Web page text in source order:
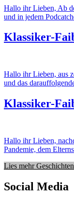
Hallo ihr Lieben, Ab
und in jedem
Klassiker-
Hallo ihr Lieben, aus
und das
Klassiker-
Hallo ihr Lieben,
Pandemie, dem
Lies mehr
Social Media